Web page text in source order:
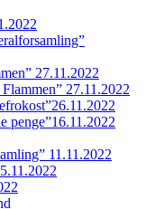
27.11.2022
27.11.2022
penge”16.11.2022
11.11.2022